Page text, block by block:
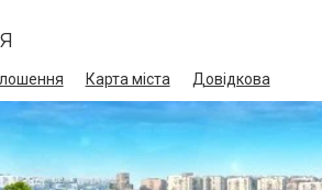
Карта міста Довідкова